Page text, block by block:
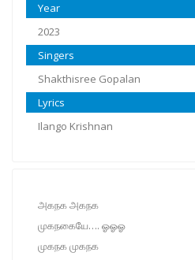
Year
2023
Singers
Shakthisree Gopalan
Lyrics
Ilango Krishnan
அகநக அகநக
முகநகையே…. ஓஓஓ
முகநக முகநக